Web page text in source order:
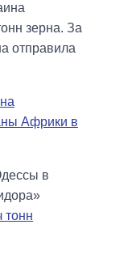
зерна. За
отправила
Африки в
в
тонн